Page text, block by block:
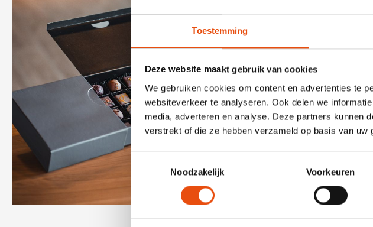
Toestemming
Deze website maakt gebruik van cookies
We gebruiken cookies om content en advertenties te
websiteverkeer te analyseren. Ook delen we
media, adverteren en analyse. Deze partners kunnen
verstrekt of die ze hebben verzameld op basis van
Noodzakelijk
Voorkeuren
Diese Premium-
Schiebekonstruktion
Optik steigern den
Inhalt.
Mehr über dieses